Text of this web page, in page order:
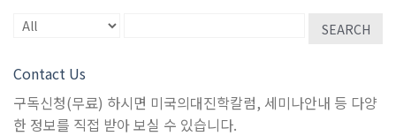
SEARCH
Contact Us
구독신청(무료) 하시면 미국의대진학칼럼, 세미나안내 등 다양
한 정보를 직접 받아 보실 수 있습니다.